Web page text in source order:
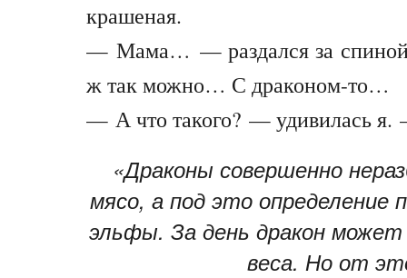
крашеная.
— Мама… — раздался за спиной
ж так можно… С драконом-то…
— А что такого? — удивилась я.
«Драконы совершенно
мясо, а под это определение
эльфы. За день дракон может
веса. Но от